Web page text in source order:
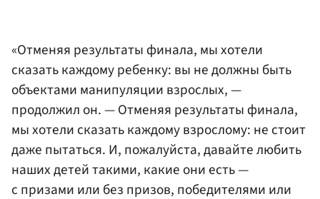
«Отменяя результаты финала, мы хотели
сказать каждому ребенку: вы не должны быть
объектами манипуляции взрослых, —
продолжил он. — Отменяя результаты финала,
мы хотели сказать каждому взрослому: не стоит
даже пытаться. И, пожалуйста, давайте любить
наших детей такими, какие они есть —
с призами или без призов, победителями или